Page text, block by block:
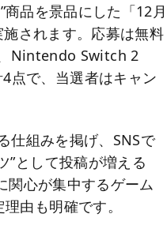
品を景品にした「12月
されます。応募は無料
Nintendo Switch 2
点で、当選者はキャン
仕組みを掲げ、SNSで
”として投稿が増える
関心が集中するゲーム
由も明確です。